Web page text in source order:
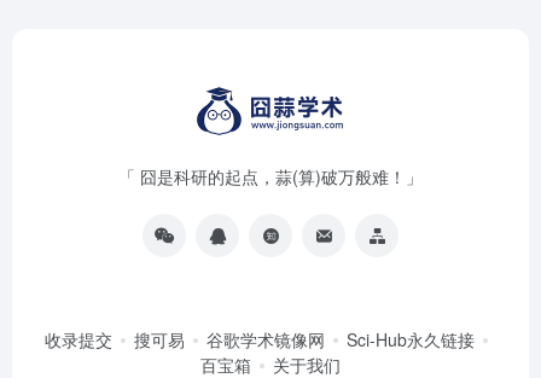
「 囧是科研的起点，蒜(算)破万般难！」
收录提交 搜可易 谷歌学术镜像网
Sci-Hub永久链接
百宝箱
关于我们